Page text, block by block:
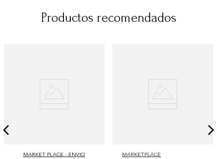
Productos recomendados
MARKET PLACE - ENVIO
MARKETPLACE